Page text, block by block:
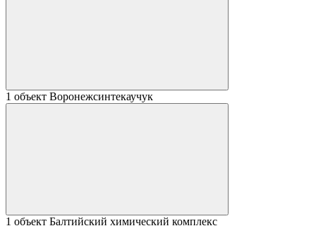
1 объект Воронежсинтекаучук
1 объект Балтийский химический комплекс